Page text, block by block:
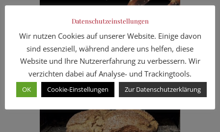
Datenschutzeinstellungen
Wir nutzen Cookies auf unserer Website. Einige davon
sind essenziell, während andere uns helfen, diese
Website und Ihre Nutzererfahrung zu verbessern. Wir
verzichten dabei auf Analyse- und Trackingtools.
OK Cookie-Einstellungen Zur Datenschutzerklärung